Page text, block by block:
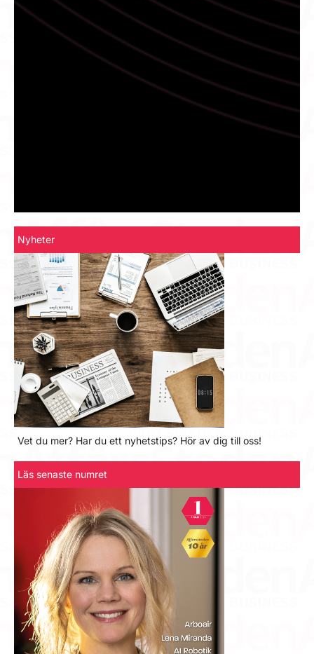
Nyheter
Vet du mer? Har du ett nyhetstips? Hör av dig till oss!
Läs senaste numret